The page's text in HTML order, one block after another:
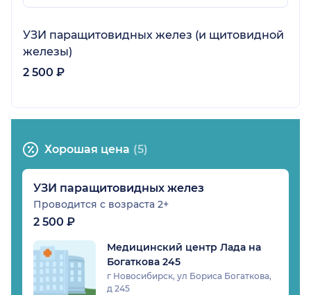
УЗИ паращитовидных желез (и щитовидной
железы)
2 500 ₽
Хорошая цена (5)
УЗИ паращитовидных желез
Проводится с возраста 2+
2 500 ₽
Медицинский центр Лада на
Богаткова 245
г Новосибирск, ул Бориса Богаткова,
д 245